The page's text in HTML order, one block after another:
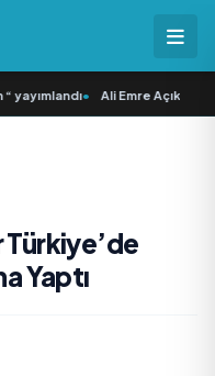
• Ali Emre Açıkgöz
Yaptı